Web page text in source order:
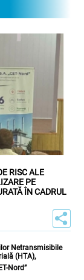
RISC ALE
PE
ÎN CADRUL
Netransmisibile
(HTA),
Nord”